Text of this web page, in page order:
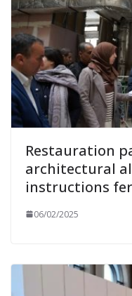
Restauration
architectural
instructions
06/02/2025